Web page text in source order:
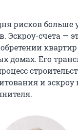
рисков больше
Эскроу-счета —
домах. Его
и эскроу